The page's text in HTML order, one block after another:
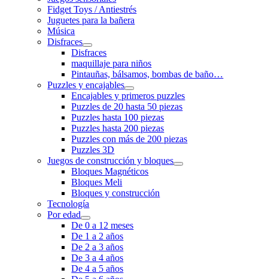
Fidget Toys / Antiestrés
Juguetes para la bañera
Música
Disfraces
Disfraces
maquillaje para niños
Pintauñas, bálsamos, bombas de baño…
Puzzles y encajables
Encajables y primeros puzzles
Puzzles de 20 hasta 50 piezas
Puzzles hasta 100 piezas
Puzzles hasta 200 piezas
Puzzles con más de 200 piezas
Puzzles 3D
Juegos de construcción y bloques
Bloques Magnéticos
Bloques Meli
Bloques y construcción
Tecnología
Por edad
De 0 a 12 meses
De 1 a 2 años
De 2 a 3 años
De 3 a 4 años
De 4 a 5 años